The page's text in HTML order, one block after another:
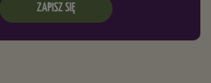
ZAPISZ SIĘ